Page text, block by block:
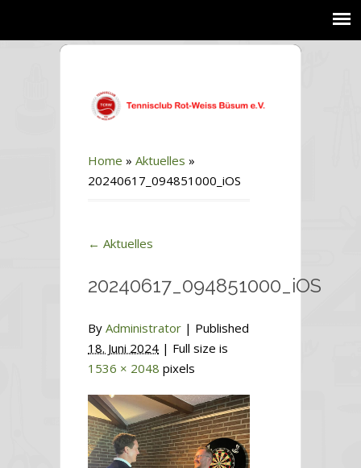
Home » Aktuelles »
20240617_094851000_iOS
← Aktuelles
20240617_094851000_iOS
By Administrator | Published
18. Juni 2024 | Full size is
1536 × 2048 pixels